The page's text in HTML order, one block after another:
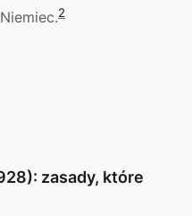
2
zasady, które